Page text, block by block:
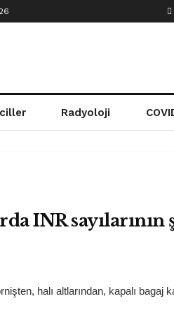
Radyoloji
INR sayılarının
halı altlarından, kapalı bagaj